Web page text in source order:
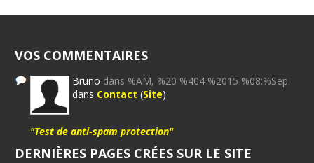
VOS COMMENTAIRES
Bruno dans %AM, %20 %404 %2015 %08:%Sep
dans Contact (Site)
"Test de anti-spam protection"
DERNIÈRES PAGES CRÉES SUR LE SITE